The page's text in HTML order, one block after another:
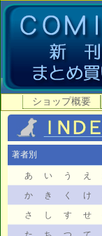
ショップ概要
著者別
あ い う え
か
き く け
さ
し す せ